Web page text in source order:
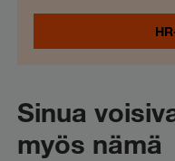
Sinua
myös nämä